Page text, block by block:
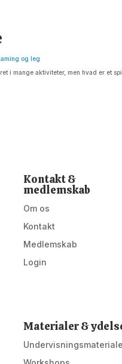
og leg
i mange aktiviteter, men hvad er et
Kontakt &
medlemskab
Om os
Kontakt
Medlemskab
Login
Materialer &